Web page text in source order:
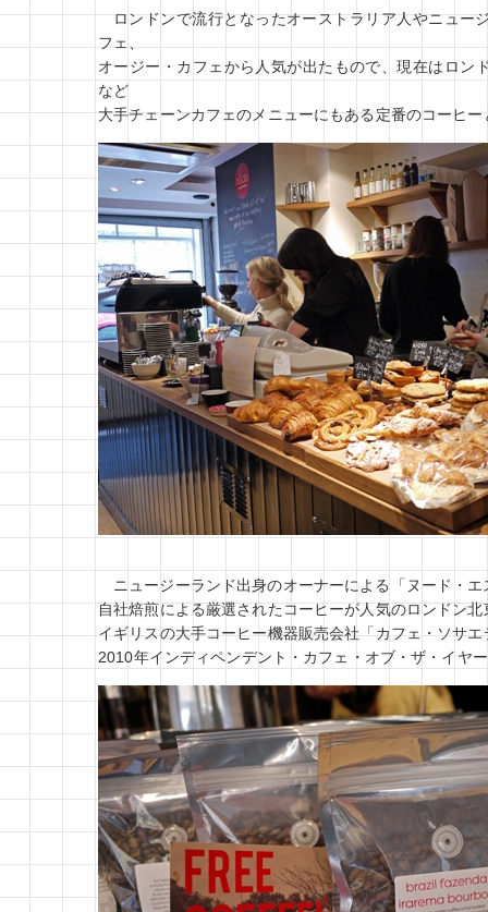
ロンドンで流行となったオーストラリア人やニュー
フェ、
オージー・カフェから人気が出たもので、現在はロン
など
大手チェーンカフェのメニューにもある定番のコーヒ
ニュージーランド出身のオーナーによる「ヌード・
自社焙煎による厳選されたコーヒーが人気のロンドン
イギリスの大手コーヒー機器販売会社「カフェ・ソサ
2010年インディペンデント・カフェ・オブ・ザ・イヤ